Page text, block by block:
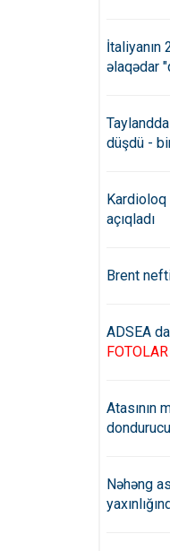
İtaliyanın
əlaqədar
düşdü -
Kardioloq
açıqladı
Brent
ADSEA
FOTOLAR
Atasının
Nəhəng